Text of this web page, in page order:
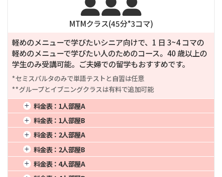

MTMクラス(45分*3コマ)
軽めのメニューで学びたいシニア向けで、1 日 3~4 コマの
軽めのメニューで学びたい人のためのコース。40 歳以上の
学生のみ受講可能。ご夫婦での留学もおすすめです。
*セミスパルタのみで単語テストと自習は任意
**グループとイブニングクラスは有料で追加可能
料金表： 1人部屋A
1週間
78,000
2週間
144,000
3週間
198,000
4週間
8週間
480,000
12週間
720,000
20週間
1,200,000
24週間
1,440,000
料金表： 1人部屋B
1週間
76,375
2週間
141,000
3週間
193,875
4週間
8週間
470,000
12週間
705,000
20週間
1,175,000
24週間
1,410,000
料金表： 2人部屋A
1週間
61,750
2週間
114,000
3週間
156,750
4週間
8週間
380,000
12週間
570,000
20週間
950,000
24週間
1,140,000
料金表： 2人部屋B
1週間
60,125
2週間
111,000
8週間
370,000
20週間
925,000
料金表： 4人部屋A